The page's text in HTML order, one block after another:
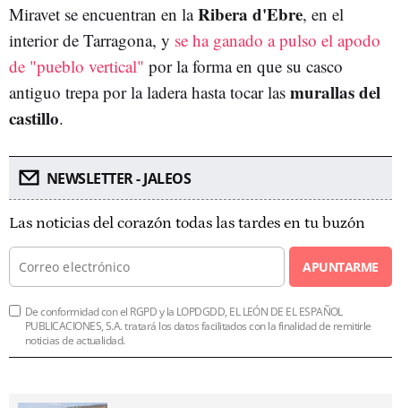
Miravet se encuentran en laRibera d'Ebre, en el
interior de Tarragona, y se ha ganado a pulso el apodo
de "pueblo vertical" por la forma en que su casco
antiguo trepa por la ladera hasta tocar las murallas del
castillo.
NEWSLETTER - JALEOS
Las noticias del corazón todas las tardes en tu buzón
APUNTARME
De conformidad con el RGPD y la LOPDGDD, EL LEÓN DE EL ESPAÑOL
PUBLICACIONES, S.A. tratará los datos facilitados con la finalidad de remitirle
noticias de actualidad.